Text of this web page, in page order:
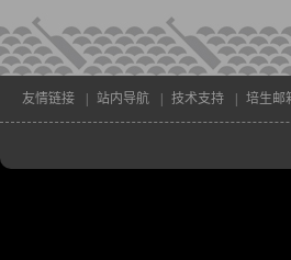
友情链接 | 站内导航 | 技术支持 | 培生邮